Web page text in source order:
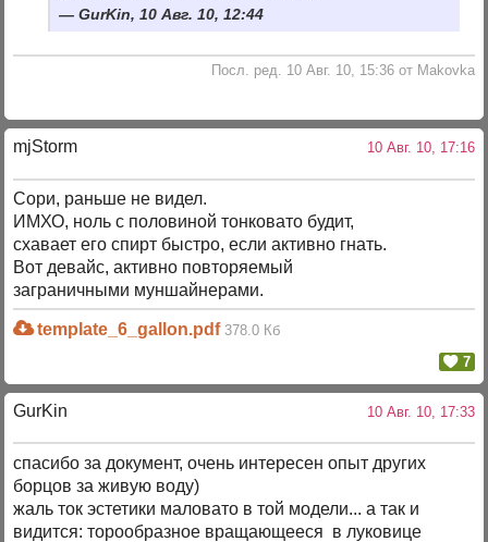
GurKin, 10 Авг. 10, 12:44
Посл. ред. 10 Авг. 10, 15:36 от Makovka
mjStоrm 10 Авг. 10, 17:16
Сори, раньше не видел.
ИМХО, ноль с половиной тонковато будит,
схавает его спирт быстро, если активно гнать.
Вот девайс, активно повторяемый
заграничными муншайнерами.
template_6_gallon.pdf 378.0 Кб
7
GurKin 10 Авг. 10, 17:33
спасибо за документ, очень интересен опыт других
борцов за живую воду)
жаль ток эстетики маловато в той модели... а так и
видится: торообразное вращающееся в луковице